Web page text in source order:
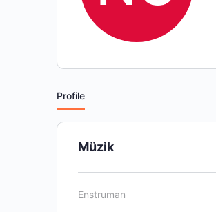
Profile
Müzik
Enstruman